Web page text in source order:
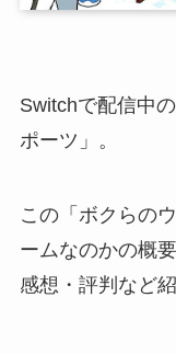
Switchで配信中
ポーツ 」。
この「ボクらの
ームなのかの概要
感想・評判など